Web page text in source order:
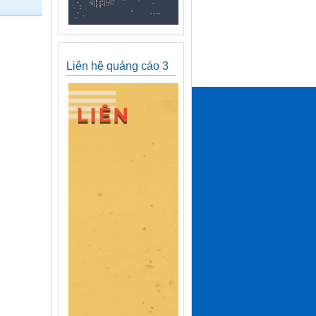
Liên hệ quảng cáo 3